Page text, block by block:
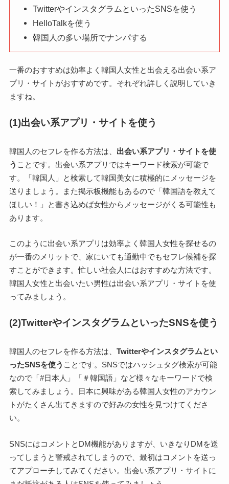
TwitterやインスタグラムといったSNSを使う
HelloTalkを使う
韓国人の多い場所でナンパする
一番のおすすめは効率よく韓国人女性と出会える出会い系ア
プリ・サイトがおすすめです。それぞれ詳しく説明していき
ますね。
(1)出会い系アプリ・サイトを使う
韓国人のセフレを作る方法は、 出会い系アプリ・サイトを使
う ことです。出会い系アプリではキーワード検索が可能で
す。「韓国人」と検索して韓国美女に積極的にメッセージを
送りましょう。また掲示板機能もあるので「韓国語を教えて
ほしい！」と書き込めば女性からメッセージがくる可能性も
あります。
このように出会い系アプリは効率よく韓国人女性を探せるの
が一番のメリットで、家にいても通勤中でもセフレ候補を探
すことができます。忙しい社会人にはおすすめな方法です。
韓国人女性と出会いたい男性は出会い系アプリ・サイトを使
ってみましょう。
(2)TwitterやインスタグラムといったSNSを使う
韓国人のセフレを作る方法は、 Twitterやインスタグラムとい
ったSNSを使う ことです。SNSではハッシュタグ検索が可能
なので「#日本人」「＃韓国語」など様々なキーワードで検
索してみましょう。日本に興味がある韓国人女性のアカウン
トがたくさん出てきますので好みの女性を見つけてくださ
い。
SNSにはコメントとDM機能がありますが、いきなりDMを送
ってしまうと警戒されてしまうので、最初はコメントを送っ
てアプローチしてみてください。出会い系アプリ・サイトに